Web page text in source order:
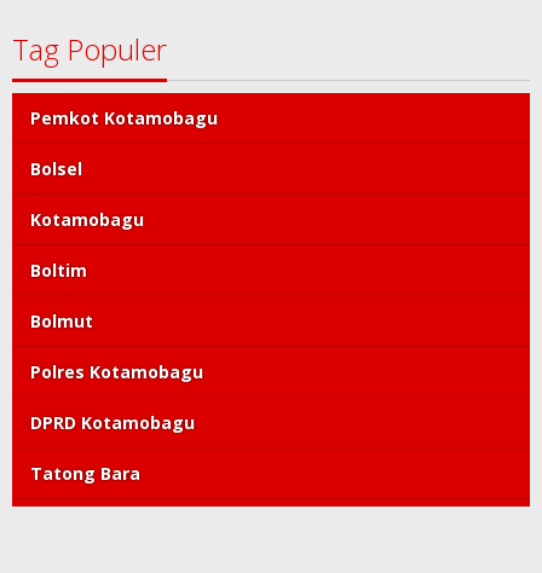
Tag Populer
Pemkot Kotamobagu
Bolsel
Kotamobagu
Boltim
Bolmut
Polres Kotamobagu
DPRD Kotamobagu
Tatong Bara